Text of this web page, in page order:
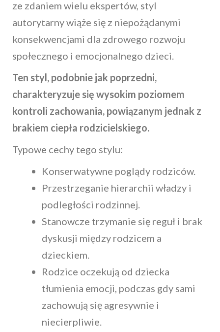
ze zdaniem wielu ekspertów, styl
autorytarny wiąże się z niepożądanymi
konsekwencjami dla zdrowego rozwoju
społecznego i emocjonalnego dzieci.
Ten styl, podobnie jak poprzedni,
charakteryzuje się wysokim poziomem
kontroli zachowania, powiązanym jednak z
brakiem ciepła rodzicielskiego.
Typowe cechy tego stylu:
Konserwatywne poglądy rodziców.
Przestrzeganie hierarchii władzy i
podległości rodzinnej.
Stanowcze trzymanie się reguł i brak
dyskusji między rodzicem a
dzieckiem.
Rodzice oczekują od dziecka
tłumienia emocji, podczas gdy sami
zachowują się agresywnie i
niecierpliwie.